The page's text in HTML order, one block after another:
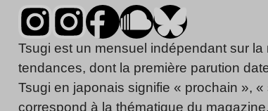
Tsugi est un mensuel indépendant sur
tendances, dont la première parution
Tsugi en japonais signifie « prochain »,
correspond à la thématique du